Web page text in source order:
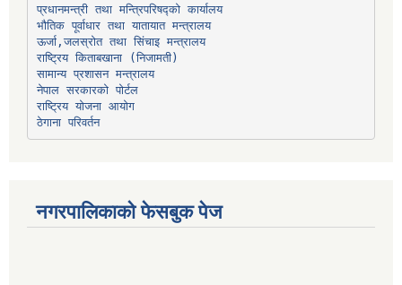
प्रधानमन्त्री तथा मन्त्रिपरिषद्को कार्यालय
भौतिक पूर्वाधार तथा यातायात मन्त्रालय
ऊर्जा,जलस्रोत तथा सिंचाइ मन्त्रालय
सामान्य प्रशासन मन्त्रालय
नेपाल सरकारको पोर्टल
राष्ट्रिय योजना आयोग
ठेगाना परिवर्तन
नगरपालिकाको फेसबुक पेज